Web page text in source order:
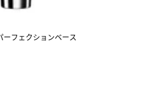
ーフェクションベース